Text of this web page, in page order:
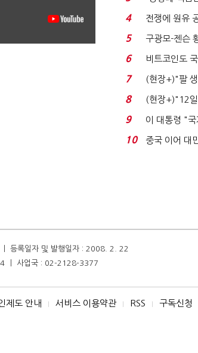
는 추가투표
4
전쟁에 원유
에너지안보
5
구광모-젠슨
로봇·AI 등 논
6
비트코인도
처분' 기준은
7
(현장+)"팔
요"…'덜 똘
8
(현장+)"12
빈 매대 채우
9
이 대통령 "
적극적 조사
10
중국 이어 대
등록일자 및 발행일자 : 2008. 2. 22
ㅣ 사업국 : 02-2128-3377
제도 안내 I 서비스 이용약관 I RSS I 구독신청